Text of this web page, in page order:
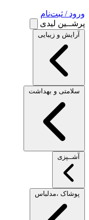
ورود / ثبت‌نام
پرشــین لیدی
آرایش و زیبایی
سلامتی و بهداشت
آشــپزی
پوشاک ،مدلباس